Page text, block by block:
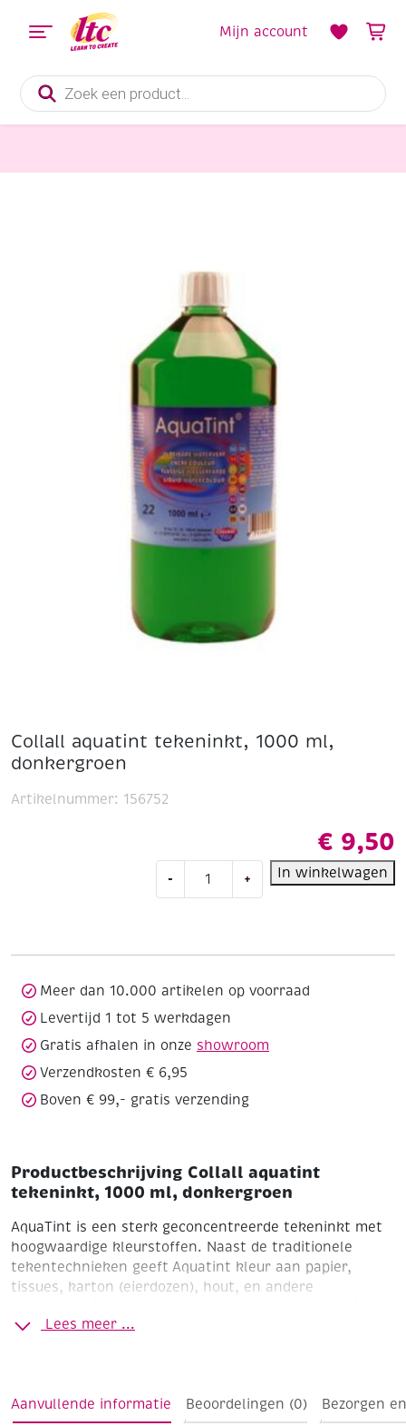
Producten
zoeken
Mijn account
Collall aquatint tekeninkt, 1000 ml,
donkergroen
€ 9,50
-
aquatint
aantal
+ In winkelwagen
Artikelnummer: 156752
Meer dan 10.000 artikelen op voorraad
Levertijd 1 tot 5 werkdagen
Gratis afhalen in onze showroom
Verzendkosten € 6,95
Boven € 99,- gratis verzending
Productbeschrijving Collall aquatint
tekeninkt, 1000 ml, donkergroen
AquaTint is een sterk geconcentreerde tekeninkt met
hoogwaardige kleurstoffen. Naast de traditionele
tekentechnieken geeft Aquatint kleur aan papier,
tissues, karton (eierdozen), hout, en andere
technieken zijn mogelijk met behulp van
Lees meer ...
Aanvullende informatie Beoordelingen (0) Bezorgen